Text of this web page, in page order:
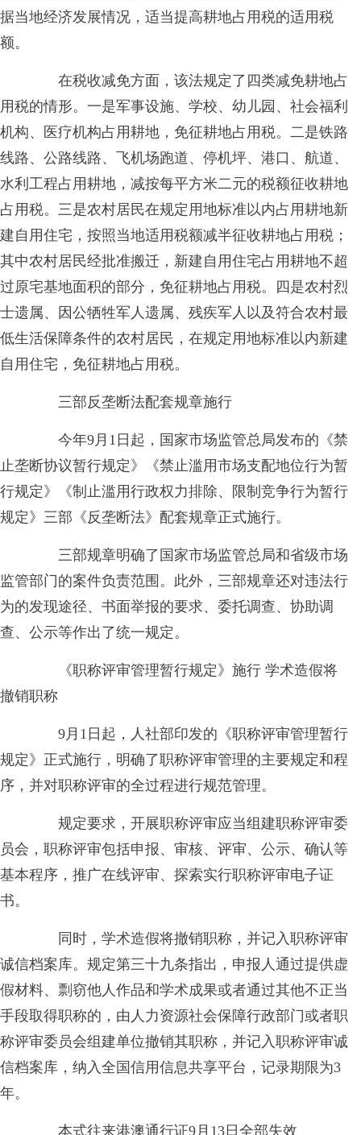
据当地经济发展情况，适当提高耕地占用税的适用税
额。
在税收减免方面，该法规定了四类减免耕地占
用税的情形。一是军事设施、学校、幼儿园、社会福利
机构、医疗机构占用耕地，免征耕地占用税。二是铁路
线路、公路线路、飞机场跑道、停机坪、港口、航道、
水利工程占用耕地，减按每平方米二元的税额征收耕地
占用税。三是农村居民在规定用地标准以内占用耕地新
建自用住宅，按照当地适用税额减半征收耕地占用税；
其中农村居民经批准搬迁，新建自用住宅占用耕地不超
过原宅基地面积的部分，免征耕地占用税。四是农村烈
士遗属、因公牺牲军人遗属、残疾军人以及符合农村最
低生活保障条件的农村居民，在规定用地标准以内新建
自用住宅，免征耕地占用税。
三部反垄断法配套规章施行
今年9月1日起，国家市场监管总局发布的《禁
止垄断协议暂行规定》《禁止滥用市场支配地位行为暂
行规定》《制止滥用行政权力排除、限制竞争行为暂行
规定》三部《反垄断法》配套规章正式施行。
三部规章明确了国家市场监管总局和省级市场
监管部门的案件负责范围。此外，三部规章还对违法行
为的发现途径、书面举报的要求、委托调查、协助调
查、公示等作出了统一规定。
《职称评审管理暂行规定》施行 学术造假将
撤销职称
9月1日起，人社部印发的《职称评审管理暂行
规定》正式施行，明确了职称评审管理的主要规定和程
序，并对职称评审的全过程进行规范管理。
规定要求，开展职称评审应当组建职称评审委
员会，职称评审包括申报、审核、评审、公示、确认等
基本程序，推广在线评审、探索实行职称评审电子证
书。
同时，学术造假将撤销职称，并记入职称评审
诚信档案库。规定第三十九条指出，申报人通过提供虚
假材料、剽窃他人作品和学术成果或者通过其他不正当
手段取得职称的，由人力资源社会保障行政部门或者职
称评审委员会组建单位撤销其职称，并记入职称评审诚
信档案库，纳入全国信用信息共享平台，记录期限为3
年。
本式往来港澳通行证9月13日全部失效